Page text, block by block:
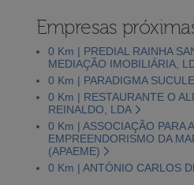
Empresas
0 Km | PREDIAL RAINHA
MEDIAÇÃO IMOBILIÁRIA,
0 Km | PARADIGMA
0 Km | RESTAURANTE O
REINALDO, LDA
0 Km | ASSOCIAÇÃO PARA
EMPREENDORISMO DA
(APAEME)
0 Km | ANTÓNIO CARLOS